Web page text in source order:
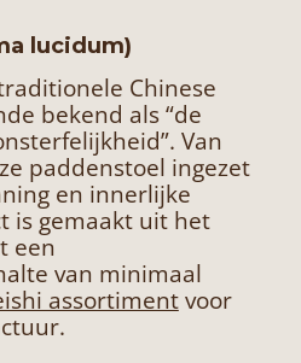
lucidum)
Chinese
bekend als “de
Van
paddenstoel ingezet
en innerlijke
is gemaakt uit het
een
van minimaal
assortimentvoor